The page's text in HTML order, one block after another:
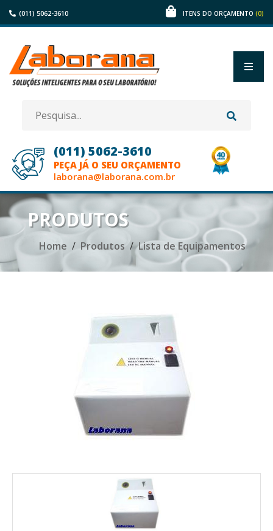
(011) 5062-3610 ITENS DO ORÇAMENTO (0)
(011) 5062-3610
PEÇA JÁ O SEU ORÇAMENTO
laborana@laborana.com.br
HOME
EMPRESA
MARCAS
NOSSOS CLIENTES
CONSULTORIA
MICROSCÓPIOS LABORANA
MICROSCÓPIOS MOTIC
PRODUTOS
Home Produtos Lista de Equipamentos